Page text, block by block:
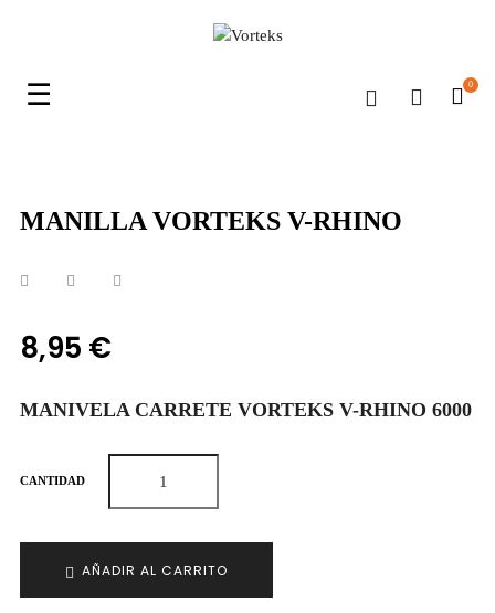
Navegación
☰ 0
MANILLA VORTEKS V-RHINO
8,95 €
MANIVELA CARRETE VORTEKS V-RHINO 6000
CANTIDAD
AÑADIR AL CARRITO